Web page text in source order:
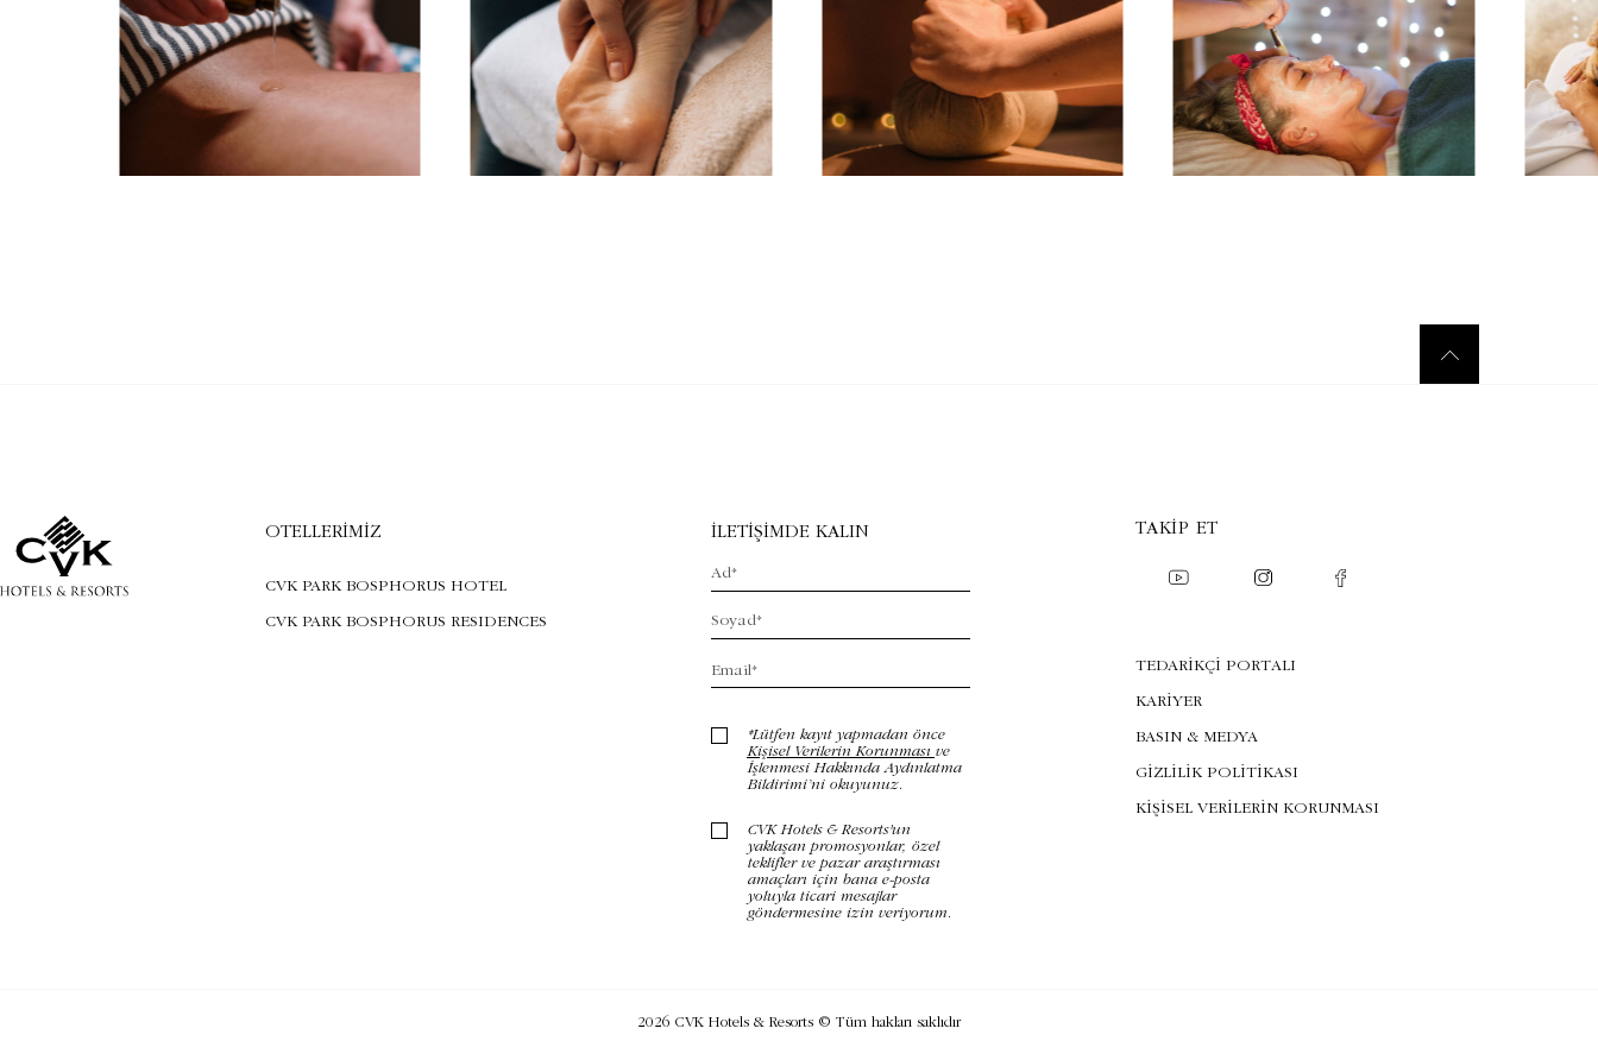
TAKIP ET
TEDARİKÇİ PORTALI
KARİYER
BASIN & MEDYA
GİZLİLİK POLİTİKASI
KİŞİSEL VERİLERİN KORUNMASI
OTELLERIMIZ
CVK PARK BOSPHORUS HOTEL
CVK PARK BOSPHORUS RESIDENCES
2026 CVK Hotels & Resorts © Tüm hakları saklıdır